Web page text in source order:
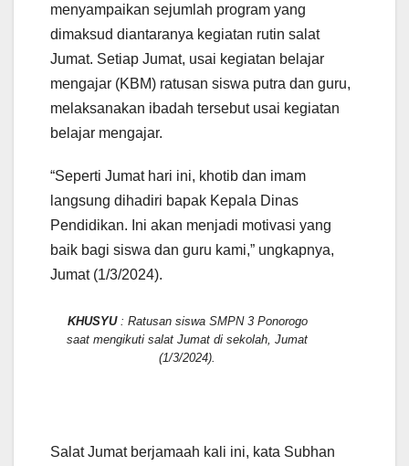
menyampaikan sejumlah program yang
dimaksud diantaranya kegiatan rutin salat
Jumat. Setiap Jumat, usai kegiatan belajar
mengajar (KBM) ratusan siswa putra dan guru,
melaksanakan ibadah tersebut usai kegiatan
belajar mengajar.
“Seperti Jumat hari ini, khotib dan imam
langsung dihadiri bapak Kepala Dinas
Pendidikan. Ini akan menjadi motivasi yang
baik bagi siswa dan guru kami,” ungkapnya,
Jumat (1/3/2024).
KHUSYU: Ratusan siswa SMPN 3 Ponorogo
saat mengikuti salat Jumat di sekolah, Jumat
(1/3/2024).
Salat Jumat berjamaah kali ini, kata Subhan